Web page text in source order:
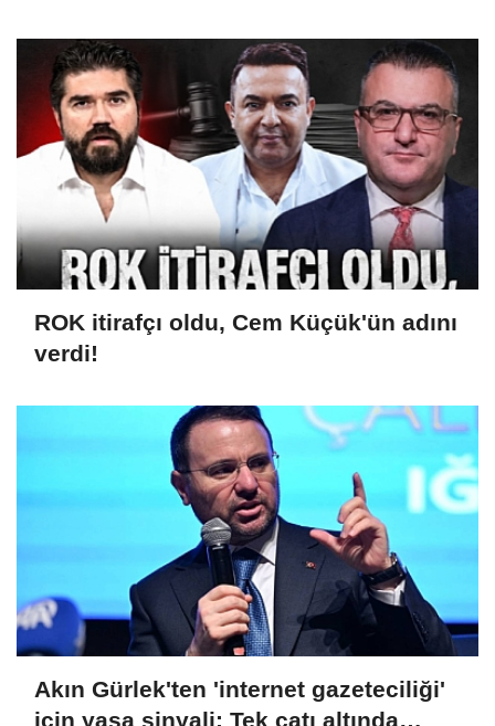
ROK itirafçı oldu, Cem Küçük'ün adını
verdi!
Akın Gürlek'ten 'internet gazeteciliği'
için yasa sinyali: Tek çatı altında